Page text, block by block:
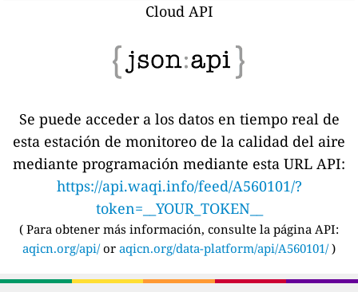
Cloud API
Se puede acceder a los datos en tiempo real de
esta estación de monitoreo de la calidad del aire
mediante programación mediante esta URL API:
https://api.waqi.info/feed/A560101/?
token=__YOUR_TOKEN__
( Para obtener más información, consulte la página API:
aqicn.org/api/or aqicn.org/data-platform/api/A560101/)